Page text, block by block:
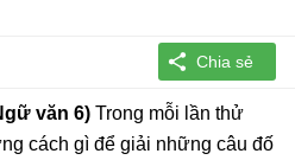
văn 6) Trong mỗi lần thử
cách gì để giải những câu đố